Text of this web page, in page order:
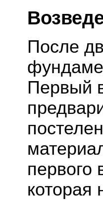
После
Первый
первого
которая